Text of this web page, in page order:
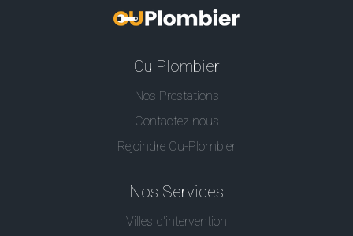
Ou Plombier
Nos Prestations
Contactez nous
Rejoindre Ou-Plombier
Nos Services
Villes d'intervention